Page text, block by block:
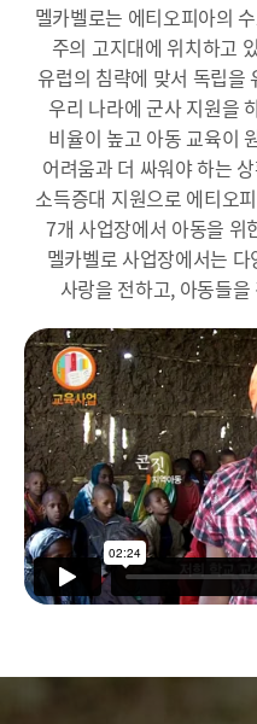
멜카벨로는 에티오피아의
주의 고지대에 위치하고
유럽의 침략에 맞서 독립을
우리 나라에 군사 지원을
비율이 높고 아동 교육이
어려움과 더 싸워야 하는
소득증대 지원으로 에티오
7개 사업장에서 아동을 위
멜카벨로 사업장에서는
사랑을 전하고, 아동들